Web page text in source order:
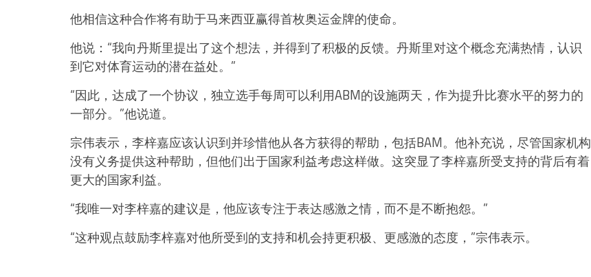
他相信这种合作将有助于马来西亚赢得首枚奥运金牌的使命。
他说：“我向丹斯里提出了这个想法，并得到了积极的反馈。丹斯里对这个概念充满热情，认识
到它对体育运动的潜在益处。”
“因此，达成了一个协议，独立选手每周可以利用ABM的设施两天，作为提升比赛水平的努力的
一部分。”他说道。
宗伟表示，李梓嘉应该认识到并珍惜他从各方获得的帮助，包括BAM。他补充说，尽管国家机构
没有义务提供这种帮助，但他们出于国家利益考虑这样做。这突显了李梓嘉所受支持的背后有着
更大的国家利益。
“我唯一对李梓嘉的建议是，他应该专注于表达感激之情，而不是不断抱怨。”
“这种观点鼓励李梓嘉对他所受到的支持和机会持更积极、更感激的态度，”宗伟表示。